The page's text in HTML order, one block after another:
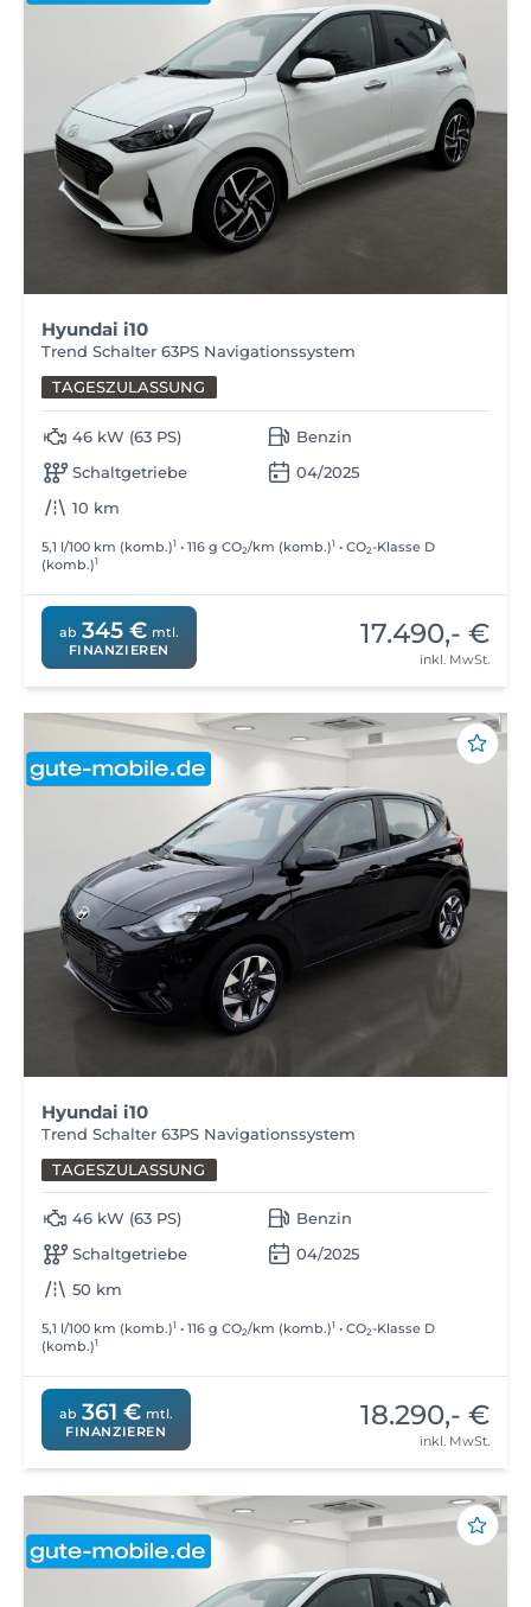
Hyundai i10
Trend Schalter 63PS Navigationssystem
TAGESZULASSUNG
46 kW (63 PS)
Schaltgetriebe
10 km
Benzin
04/2025
5,1 l/100 km (komb.)1 • 116 g CO2/km (komb.)1 • CO2-Klasse D
(komb.)1
ab 345 € mtl.
FINANZIEREN
17.490,- €
inkl. MwSt.
Hyundai i10
Trend Schalter 63PS Navigationssystem
TAGESZULASSUNG
46 kW (63 PS)
Schaltgetriebe
50 km
Benzin
04/2025
5,1 l/100 km (komb.)1 • 116 g CO2/km (komb.)1 • CO2-Klasse D
(komb.)1
ab 361 € mtl.
FINANZIEREN
18.290,- €
inkl. MwSt.